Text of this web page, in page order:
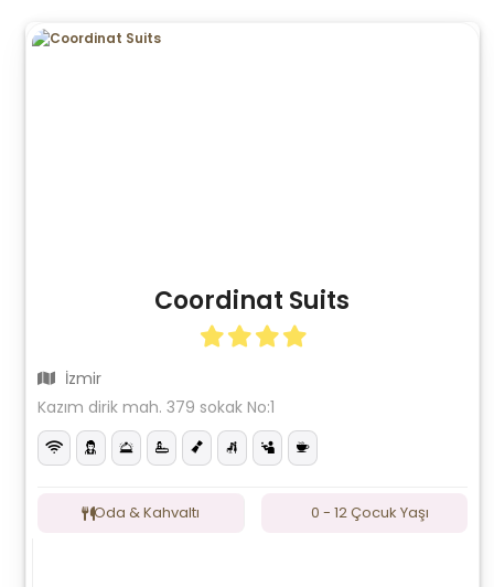
Coordinat Suits
İzmir
Kazım dirik mah. 379 sokak No:1
Oda & Kahvaltı 0 - 12 Çocuk Yaşı